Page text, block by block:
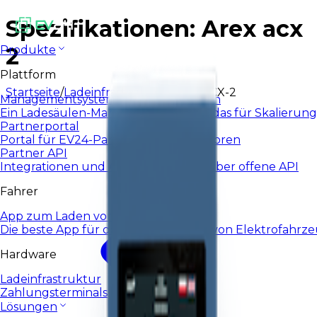
Produkte
Plattform
Managementsystem für Ladestationen
Ein Ladesäulen-Managementsystem, das für
Partnerportal
Portal für EV24-Partner und Integratoren
Partner API
Integrationen und Automatisierung über offene API
Fahrer
App zum Laden von E-Autos
Die beste App für das tägliche Laden von
Hardware
Ladeinfrastruktur
Zahlungsterminals
Lösungen
Spezifikationen: Arex acx
2
Startseite/Ladeinfrastruktur AREX ACX-2